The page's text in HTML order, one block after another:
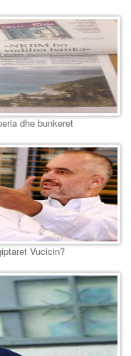
dhe bunkeret
Vucicin?